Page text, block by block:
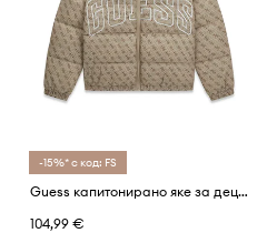
-15%* с код: FS
Guess капитонирано яке за деца
104,99 €